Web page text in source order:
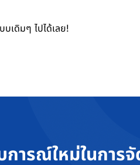
เดิมๆ ไปได้เลย!
ารณ์ใหม่ในการ